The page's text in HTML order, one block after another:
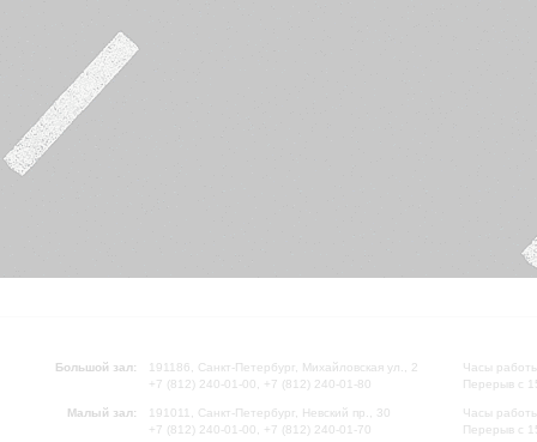
Большой зал:
191186, Санкт-Петербург, Михайловская ул., 2
+7 (812) 240-01-00, +7 (812) 240-01-80
Малый зал:
191011, Санкт-Петербург, Невский пр., 30
+7 (812) 240-01-00, +7 (812) 240-01-70
Часы
Перерыв с
Часы
Перерыв с